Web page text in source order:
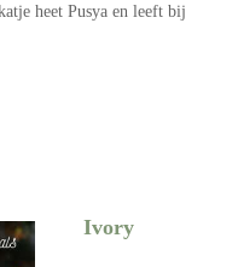
heet Pusya en leeft bij
Ivory